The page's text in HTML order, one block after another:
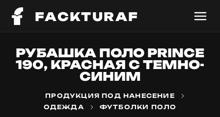
FACKTURAF
РУБАШКА ПОЛО PRINCE
190, КРАСНАЯ С ТЕМНО-
СИНИМ
ПРОДУКЦИЯ ПОД НАНЕСЕНИЕ
ОДЕЖДА
ФУТБОЛКИ ПОЛО